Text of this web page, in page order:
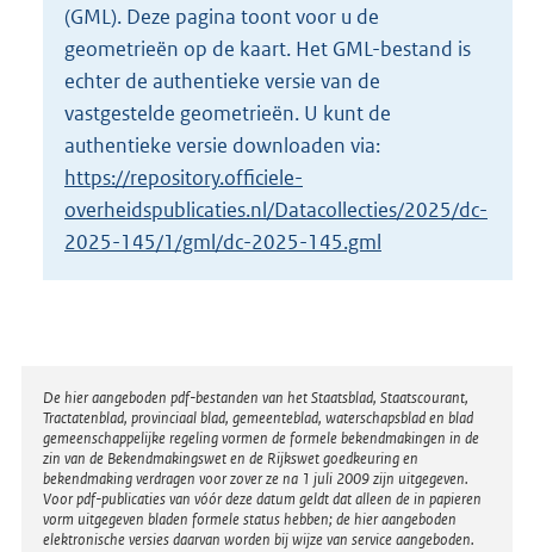
t
e
2
K
b
(GML). Deze pagina toont voor u de
geometrieën op de kaart. Het GML-bestand is
echter de authentieke versie van de
vastgestelde geometrieën. U kunt de
authentieke versie downloaden via:
https://repository.officiele-
overheidspublicaties.nl/Datacollecties/2025/dc-
2025-145/1/gml/dc-2025-145.gml
Disclaimer
De hier aangeboden pdf-bestanden van het Staatsblad, Staatscourant,
Tractatenblad, provinciaal blad, gemeenteblad, waterschapsblad en blad
gemeenschappelijke regeling vormen de formele bekendmakingen in de
zin van de Bekendmakingswet en de Rijkswet goedkeuring en
bekendmaking verdragen voor zover ze na 1 juli 2009 zijn uitgegeven.
Voor pdf-publicaties van vóór deze datum geldt dat alleen de in papieren
vorm uitgegeven bladen formele status hebben; de hier aangeboden
elektronische versies daarvan worden bij wijze van service aangeboden.